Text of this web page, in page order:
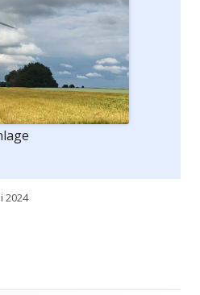
2024